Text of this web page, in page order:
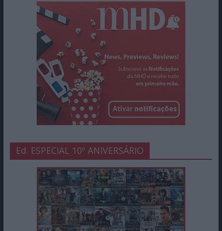
Ed. ESPECIAL 10º ANIVERSÁRIO